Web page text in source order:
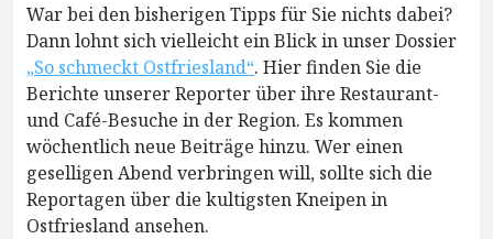
War bei den bisherigen Tipps für Sie nichts dabei?
Dann lohnt sich vielleicht ein Blick in unser Dossier
„So schmeckt Ostfriesland“. Hier finden Sie die
Berichte unserer Reporter über ihre Restaurant-
und Café-Besuche in der Region. Es kommen
wöchentlich neue Beiträge hinzu. Wer einen
geselligen Abend verbringen will, sollte sich die
Reportagen über die kultigsten Kneipen in
Ostfriesland ansehen.